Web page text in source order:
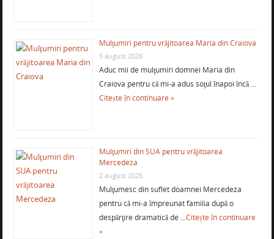
Mulţumiri pentru vrăjitoarea Maria din Craiova
5 august 2026
Aduc mii de mulţumiri domnei Maria din
Craiova pentru că mi-a adus soţul înapoi încă …
Citește în continuare »
Mulţumiri din SUA pentru vrăjitoarea
Mercedeza
2 august 2026
Mulţumesc din suflet doamnei Mercedeza
pentru că mi-a împreunat familia după o
despărţire dramatică de …Citește în continuare
»